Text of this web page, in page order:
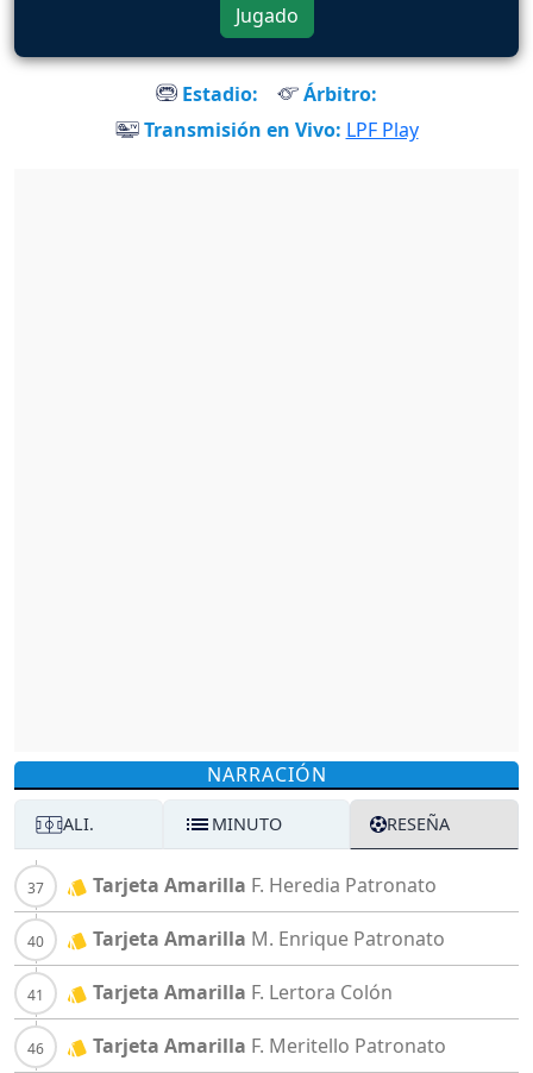
Jugado
Estadio:
Árbitro:
Transmisión en Vivo: LPF Play
NARRACIÓN
ALI. MINUTO RESEÑA
Tarjeta Amarilla F. Heredia Patronato
Tarjeta Amarilla M. Enrique Patronato
Tarjeta Amarilla F. Lertora Colón
Tarjeta Amarilla F. Meritello Patronato